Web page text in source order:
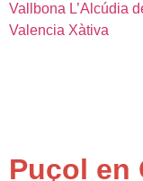
Vallbona L’Alcúdia
Valencia Xàtiva
Puçol en